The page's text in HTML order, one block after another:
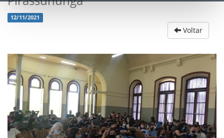
12/11/2021
Voltar